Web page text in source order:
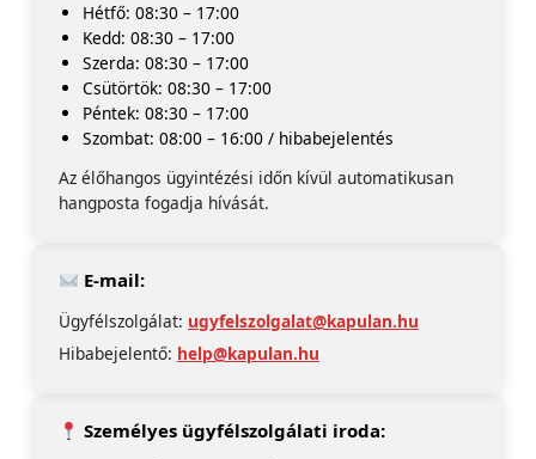
Hétfő: 08:30 – 17:00
Kedd: 08:30 – 17:00
Szerda: 08:30 – 17:00
Csütörtök: 08:30 – 17:00
Péntek: 08:30 – 17:00
Szombat: 08:00 – 16:00 / hibabejelentés
Az élőhangos ügyintézési időn kívül automatikusan
hangposta fogadja hívását.
E-mail:
Ügyfélszolgálat: ugyfelszolgalat@kapulan.hu
Hibabejelentő: help@kapulan.hu
Személyes ügyfélszolgálati iroda: